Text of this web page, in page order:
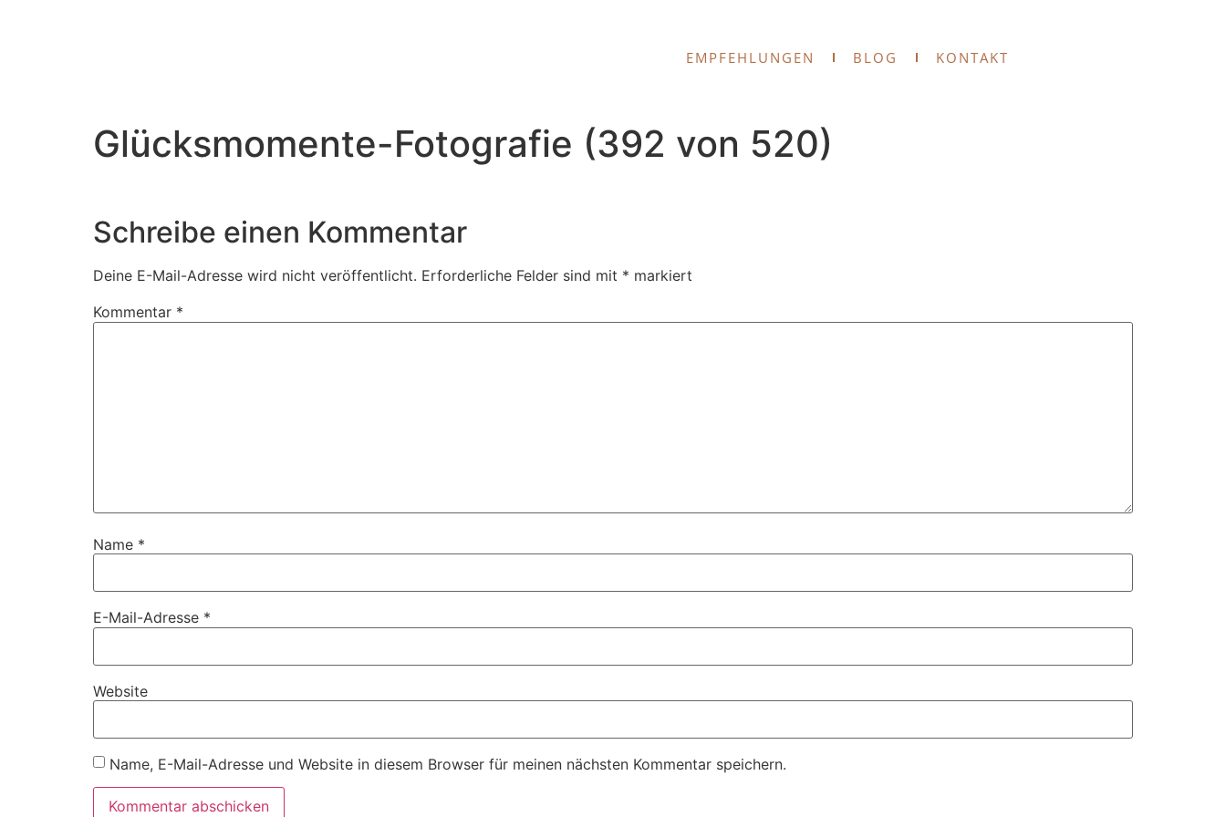
EMPFEHLUNGEN BLOG KONTAKT
Glücksmomente-Fotografie (392 von 520)
Schreibe einen Kommentar
Deine E-Mail-Adresse wird nicht veröffentlicht. Erforderliche Felder sind mit * markiert
Kommentar *
Name *
E-Mail-Adresse *
Website
Name, E-Mail-Adresse und Website in diesem Browser für meinen nächsten Kommentar speichern.